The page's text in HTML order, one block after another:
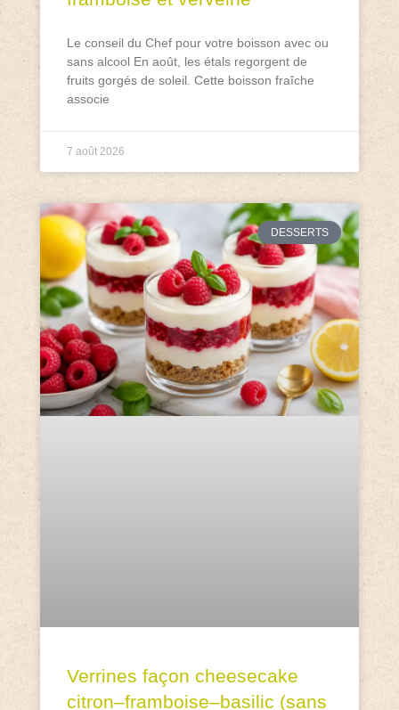
Le conseil du Chef pour votre boisson avec ou
sans alcool En août, les étals regorgent de
fruits gorgés de soleil. Cette boisson fraîche
associe
7 août 2026
DESSERTS
Verrines façon cheesecake
citron–framboise–basilic (sans